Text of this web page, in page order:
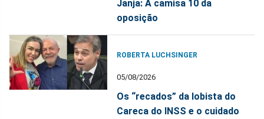
Janja: A camisa 10 da
oposição
ROBERTA LUCHSINGER
05/08/2026
Os “recados” da lobista do
Careca do INSS e o cuidado